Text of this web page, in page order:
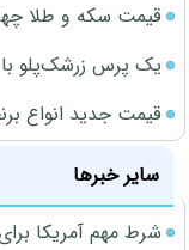
قیمت سکه و طلا چهارشنبه 14
یک پرس زرشک‌پلو با
قیمت جدید انواع برنج
سایر خبرها
شرط مهم آمریکا